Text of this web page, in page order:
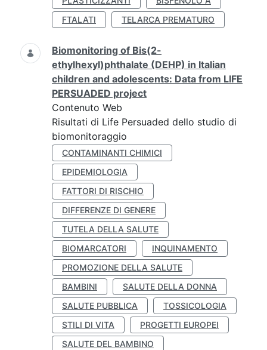
FTALATI
TELARCA PREMATURO
Biomonitoring of Bis(2-
ethylhexyl)phthalate (DEHP) in Italian
children and adolescents: Data from LIFE
PERSUADED project
Contenuto Web
Risultati di Life Persuaded dello studio di
biomonitoraggio
CONTAMINANTI CHIMICI
EPIDEMIOLOGIA
FATTORI DI RISCHIO
DIFFERENZE DI GENERE
TUTELA DELLA SALUTE
BIOMARCATORI
INQUINAMENTO
PROMOZIONE DELLA SALUTE
BAMBINI
SALUTE DELLA DONNA
SALUTE PUBBLICA
TOSSICOLOGIA
STILI DI VITA
PROGETTI EUROPEI
SALUTE DEL BAMBINO